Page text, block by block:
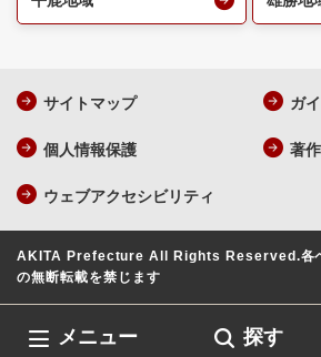
メニュー 探す
サイトマップ ガ
個人情報保護 著
ウェブアクセシビリティ
AKITA Prefecture All Rights Reserved.各
の無断転載を禁じます